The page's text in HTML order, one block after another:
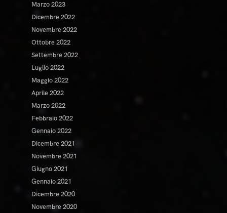
Marzo 2023
Dicembre 2022
Novembre 2022
Ottobre 2022
Settembre 2022
Luglio 2022
Maggio 2022
Aprile 2022
Marzo 2022
Febbraio 2022
Gennaio 2022
Dicembre 2021
Novembre 2021
Giugno 2021
Gennaio 2021
Dicembre 2020
Novembre 2020